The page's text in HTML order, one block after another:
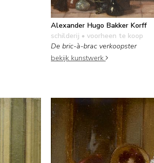
Alexander Hugo Bakker Korff
schilderij • voorheen te koop
De bric-à-brac verkoopster
bekijk kunstwerk